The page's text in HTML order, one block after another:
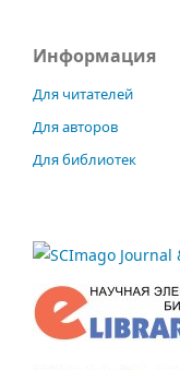
Информация
Для читателей
Для авторов
Для библиотек